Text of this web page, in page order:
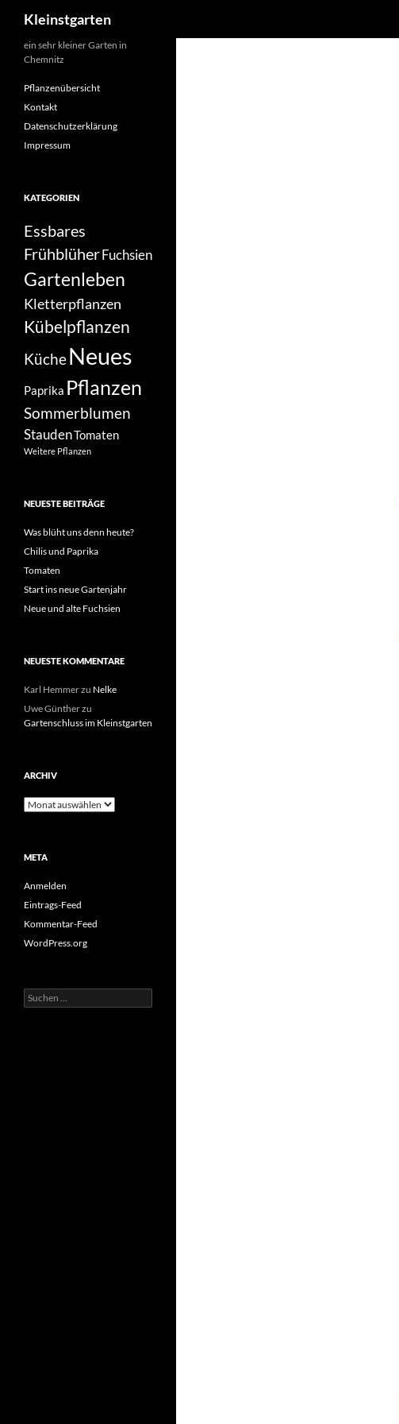
Zum
Inhalt
springen
Kleinstgarten
ein sehr kleiner Garten in
Chemnitz
Pflanzenübersicht
Kontakt
Datenschutzerklärung
Impressum
KATEGORIEN
Essbares
FrühblüherFuchsien
Gartenleben
Kletterpflanzen
Kübelpflanzen
KücheNeues
Paprika Pflanzen
Sommerblumen
StaudenTomaten
Weitere Pflanzen
NEUESTE BEITRÄGE
Was blüht uns denn heute?
Chilis und Paprika
Tomaten
Start ins neue Gartenjahr
Neue und alte Fuchsien
NEUESTE KOMMENTARE
Karl Hemmerzu Nelke
Uwe Güntherzu
Gartenschluss im Kleinstgarten
ARCHIV
Archiv
META
Anmelden
Eintrags-Feed
Kommentar-Feed
WordPress.org
Suchen
nach: